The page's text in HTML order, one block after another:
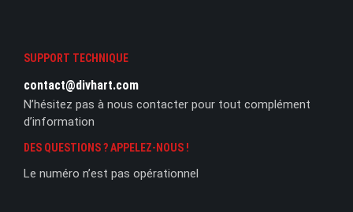
SUPPORT TECHNIQUE
contact@divhart.com
N’hésitez pas à nous contacter pour tout complément
d’information
DES QUESTIONS ? APPELEZ-NOUS !
Le numéro n’est pas opérationnel